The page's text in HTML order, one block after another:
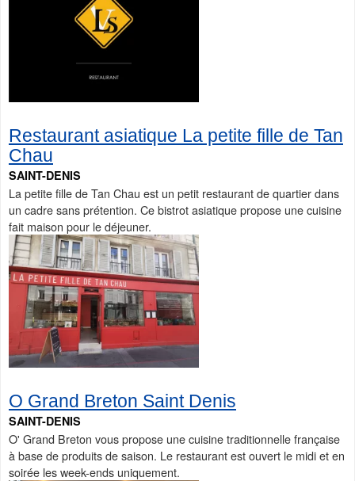
Restaurant asiatique La petite fille de Tan
Chau
SAINT-DENIS
La petite fille de Tan Chau est un petit restaurant de quartier dans
un cadre sans prétention. Ce bistrot asiatique propose une cuisine
fait maison pour le déjeuner.
O Grand Breton Saint Denis
SAINT-DENIS
O' Grand Breton vous propose une cuisine traditionnelle française
à base de produits de saison. Le restaurant est ouvert le midi et en
soirée les week-ends uniquement.